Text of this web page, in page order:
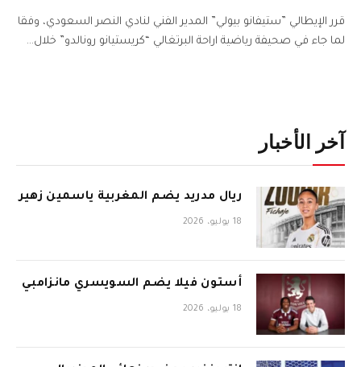
قرر الإيطالي ​”ستيفانو بيولي”​ المدير الفني لنادي النصر السعودي، وفقا
لما جاء في صحيفة رياضية اراحة البرتغالي “كريستيانو رونالدو” خلال…
آخر الأخبار
ريال مدريد يضم المغربية ياسمين زهير
18 يوليو، 2026
أستون فيلا يضم السويسري مانزامبي
18 يوليو، 2026